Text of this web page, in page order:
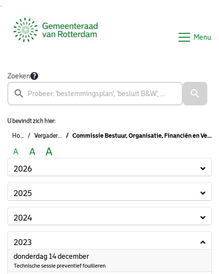
Menu
Zoeken
U bevindt zich hier:
Home Vergaderingen Commissie Bestuur, Organisatie, Financiën en Veiligheid (2022 - 2026)
A A A
2026
2025
2024
2023
donderdag 14 december2023
Technische sessie preventief fouilleren